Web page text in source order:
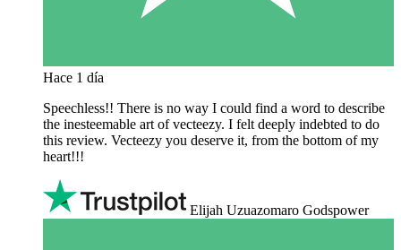
Hace 1 día
Speechless!! There is no way I could find a word to describe
the inesteemable art of vecteezy. I felt deeply indebted to do
this review. Vecteezy you deserve it, from the bottom of my
heart!!!
Elijah Uzuazomaro Godspower